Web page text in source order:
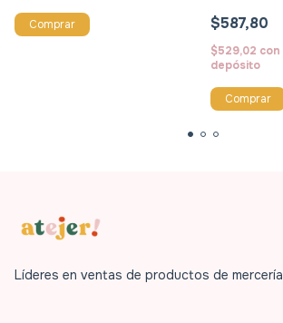
Comprar $587,80
$529,02 con
depósito
Comprar
Líderes en ventas de productos de mercería